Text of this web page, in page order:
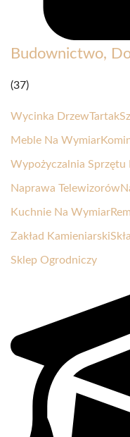
Budownictwo,
(37)
Wycinka DrzewTartak
Meble Na Wymiar
Wypożyczalnia Sprzętu
Naprawa Telewizorów
Kuchnie Na Wymiar
Zakład Kamieniarski
Sklep Ogrodniczy